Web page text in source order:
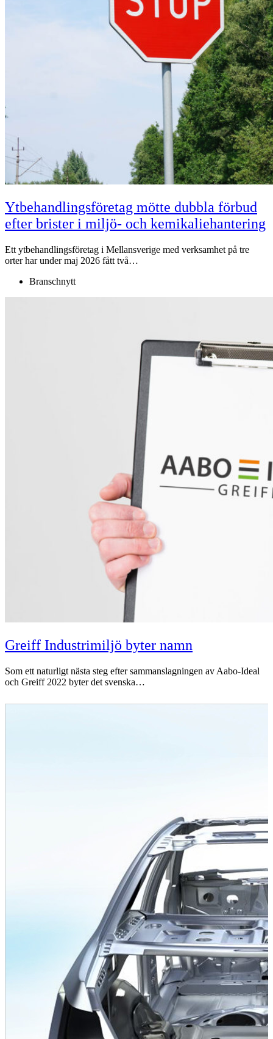
Ytbehandlingsföretag mötte dubbla förbud
efter brister i miljö- och kemikaliehantering
Ett ytbehandlingsföretag i Mellansverige med verksamhet på tre
orter har under maj 2026 fått två…
Branschnytt
Greiff Industrimiljö byter namn
Som ett naturligt nästa steg efter sammanslagningen av Aabo-Ideal
och Greiff 2022 byter det svenska…